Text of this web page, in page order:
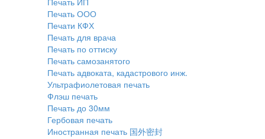
Печать ООО
Печати КФХ
Печать для врача
Печать по оттиску
Печать самозанятого
Печать адвоката, кадастрового инж.
Ультрафиолетовая печать
Флэш печать
Печать до 30мм
Гербовая печать
Иностранная печать 国外密封